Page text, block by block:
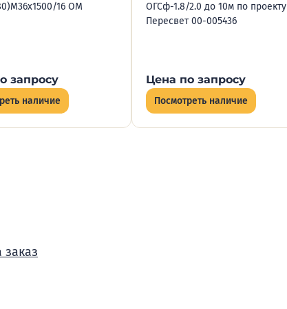
16 ОМ
запросу
наличие
ОГСф-1.8/2.0 до 10м по проекту
Пересвет 00-005436
Цена по запросу
Посмотреть наличие